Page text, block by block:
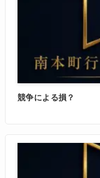
競争による損？